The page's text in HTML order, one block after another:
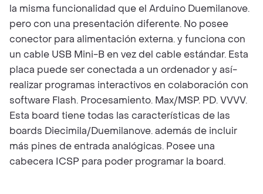
la misma funcionalidad que el Arduino Duemilanove.
pero con una presentación diferente. No posee
conector para alimentación externa. y funciona con
un cable USB Mini-B en vez del cable estándar. Esta
placa puede ser conectada a un ordenador y así­
realizar programas interactivos en colaboración con
software Flash. Procesamiento. Max/MSP. PD. VVVV.
Esta board tiene todas las caracterí­sticas de las
boards Diecimila/Duemilanove. además de incluir
más pines de entrada analógicas. Posee una
cabecera ICSP para poder programar la board.